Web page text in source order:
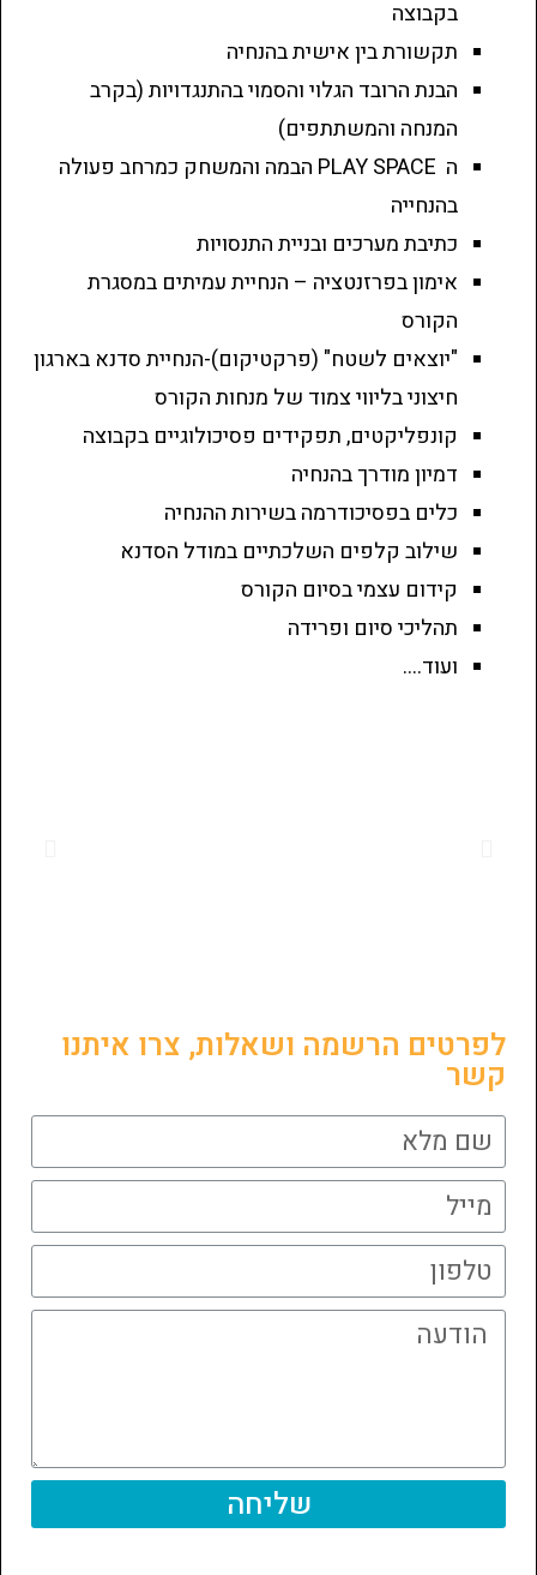
בקבוצה
תקשורת בין אישית בהנחיה
הבנת הרובד הגלוי והסמוי בהתנגדויות (בקרב
המנחה והמשתתפים)
ה PLAY SPACE הבמה והמשחק כמרחב פעולה
בהנחייה
כתיבת מערכים ובניית התנסויות
אימון בפרזנטציה – הנחיית עמיתים במסגרת
הקורס
"יוצאים לשטח" (פרקטיקום)-הנחיית סדנא בארגון
חיצוני בליווי צמוד של מנחות הקורס
קונפליקטים, תפקידים פסיכולוגיים בקבוצה
דמיון מודרך בהנחיה
כלים בפסיכודרמה בשירות ההנחיה
שילוב קלפים השלכתיים במודל הסדנא
קידום עצמי בסיום הקורס
תהליכי סיום ופרידה
ועוד….
לפרטים הרשמה ושאלות, צרו איתנו
קשר
שליחה